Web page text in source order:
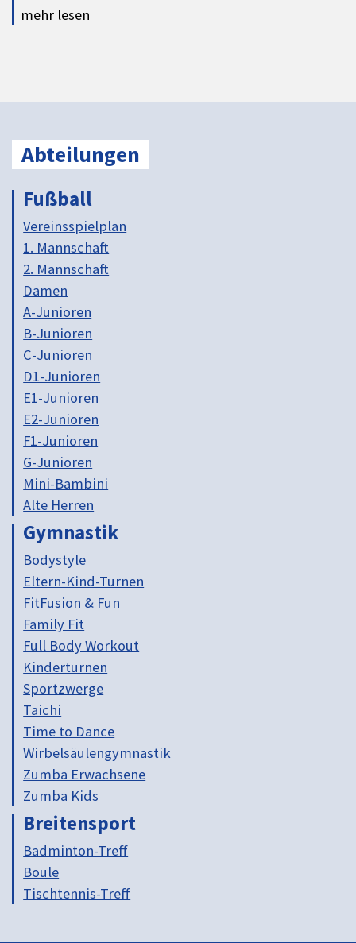
mehr lesen
Abteilungen
Fußball
Vereinsspielplan
1. Mannschaft
2. Mannschaft
Damen
A-Junioren
B-Junioren
C-Junioren
D1-Junioren
E1-Junioren
E2-Junioren
F1-Junioren
G-Junioren
Mini-Bambini
Alte Herren
Gymnastik
Bodystyle
Eltern-Kind-Turnen
FitFusion & Fun
Family Fit
Full Body Workout
Kinderturnen
Sportzwerge
Taichi
Time to Dance
Wirbelsäulengymnastik
Zumba Erwachsene
Zumba Kids
Breitensport
Badminton-Treff
Boule
Tischtennis-Treff